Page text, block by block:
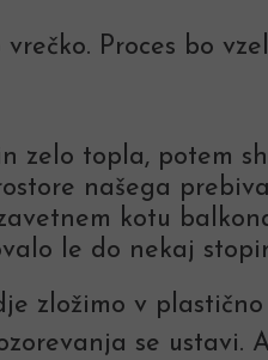
Proces bo
zelo topla, potem
našega
kotu
le do nekaj
zložimo v
se ustavi.